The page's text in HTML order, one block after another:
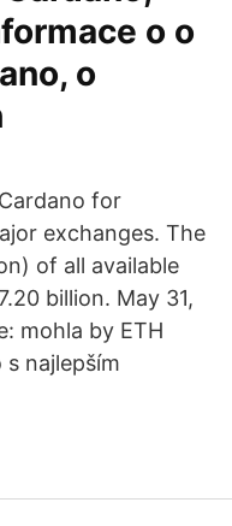
o o
o
for
exchanges. The
of all available
billion. May 31,
mohla by ETH
najlepším